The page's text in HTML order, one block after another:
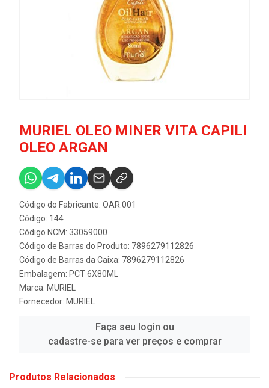
MURIEL OLEO MINER VITA CAPILI
OLEO ARGAN
Código do Fabricante: OAR.001
Código: 144
Código NCM: 33059000
Código de Barras do Produto: 7896279112826
Código de Barras da Caixa: 7896279112826
Embalagem: PCT 6X80ML
Marca: MURIEL
Fornecedor: MURIEL
Faça seu login ou
cadastre-se para ver preços e comprar
Produtos Relacionados